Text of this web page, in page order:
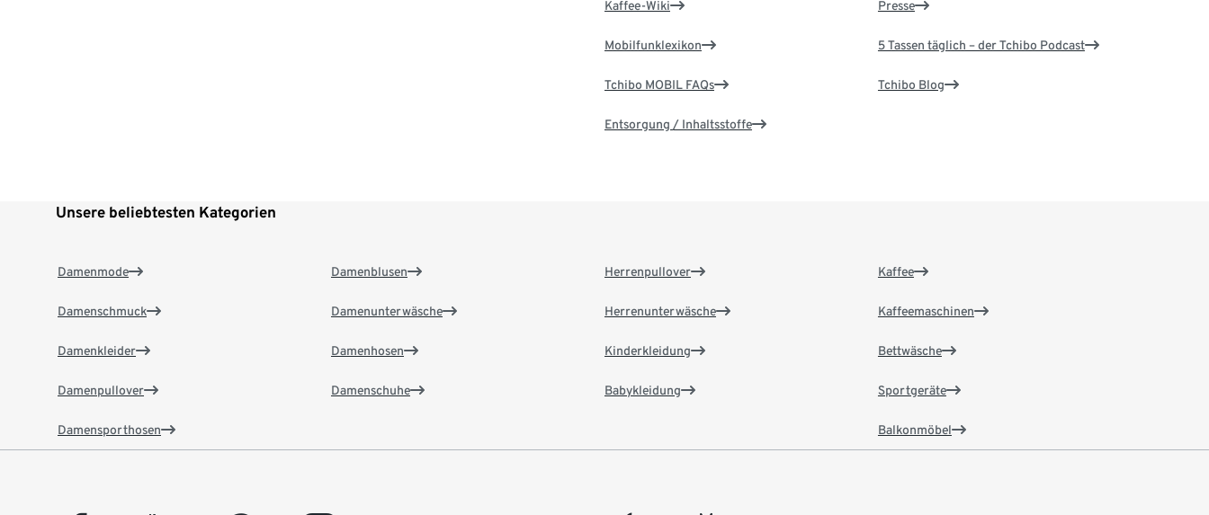
Kaffee-Wiki
Mobilfunklexikon
Tchibo MOBIL FAQs
Entsorgung / Inhaltsstoffe
Presse
5 Tassen täglich – der Tchibo Podcast
Tchibo Blog
Unsere beliebtesten Kategorien
Damenmode
Damenschmuck
Damenkleider
Damenpullover
Damensporthosen
Damenblusen
Damenunterwäsche
Damenhosen
Damenschuhe
Herrenpullover
Herrenunterwäsche
Kinderkleidung
Babykleidung
Kaffee
Kaffeemaschinen
Bettwäsche
Sportgeräte
Balkonmöbel